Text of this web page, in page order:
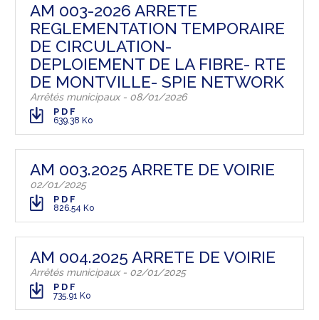
AM 003-2026 ARRETE
REGLEMENTATION TEMPORAIRE
DE CIRCULATION-
DEPLOIEMENT DE LA FIBRE- RTE
DE MONTVILLE- SPIE NETWORK
Arrêtés municipaux - 08/01/2026
PDF
639.38 Ko
AM 003.2025 ARRETE DE VOIRIE
02/01/2025
PDF
826.54 Ko
AM 004.2025 ARRETE DE VOIRIE
Arrêtés municipaux - 02/01/2025
PDF
735.91 Ko